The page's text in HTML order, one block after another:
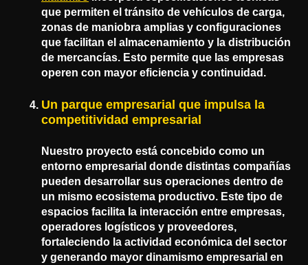
que permiten el tránsito de vehículos de carga,
zonas de maniobra amplias y configuraciones
que facilitan el almacenamiento y la distribución
de mercancías. Esto permite que las empresas
operen con mayor eficiencia y continuidad.
Un parque empresarial que impulsa la
competitividad empresarial
Nuestro proyecto está concebido como un
entorno empresarial donde distintas compañías
pueden desarrollar sus operaciones dentro de
un mismo ecosistema productivo. Este tipo de
espacios facilita la interacción entre empresas,
operadores logísticos y proveedores,
fortaleciendo la actividad económica del sector
y generando mayor dinamismo empresarial en